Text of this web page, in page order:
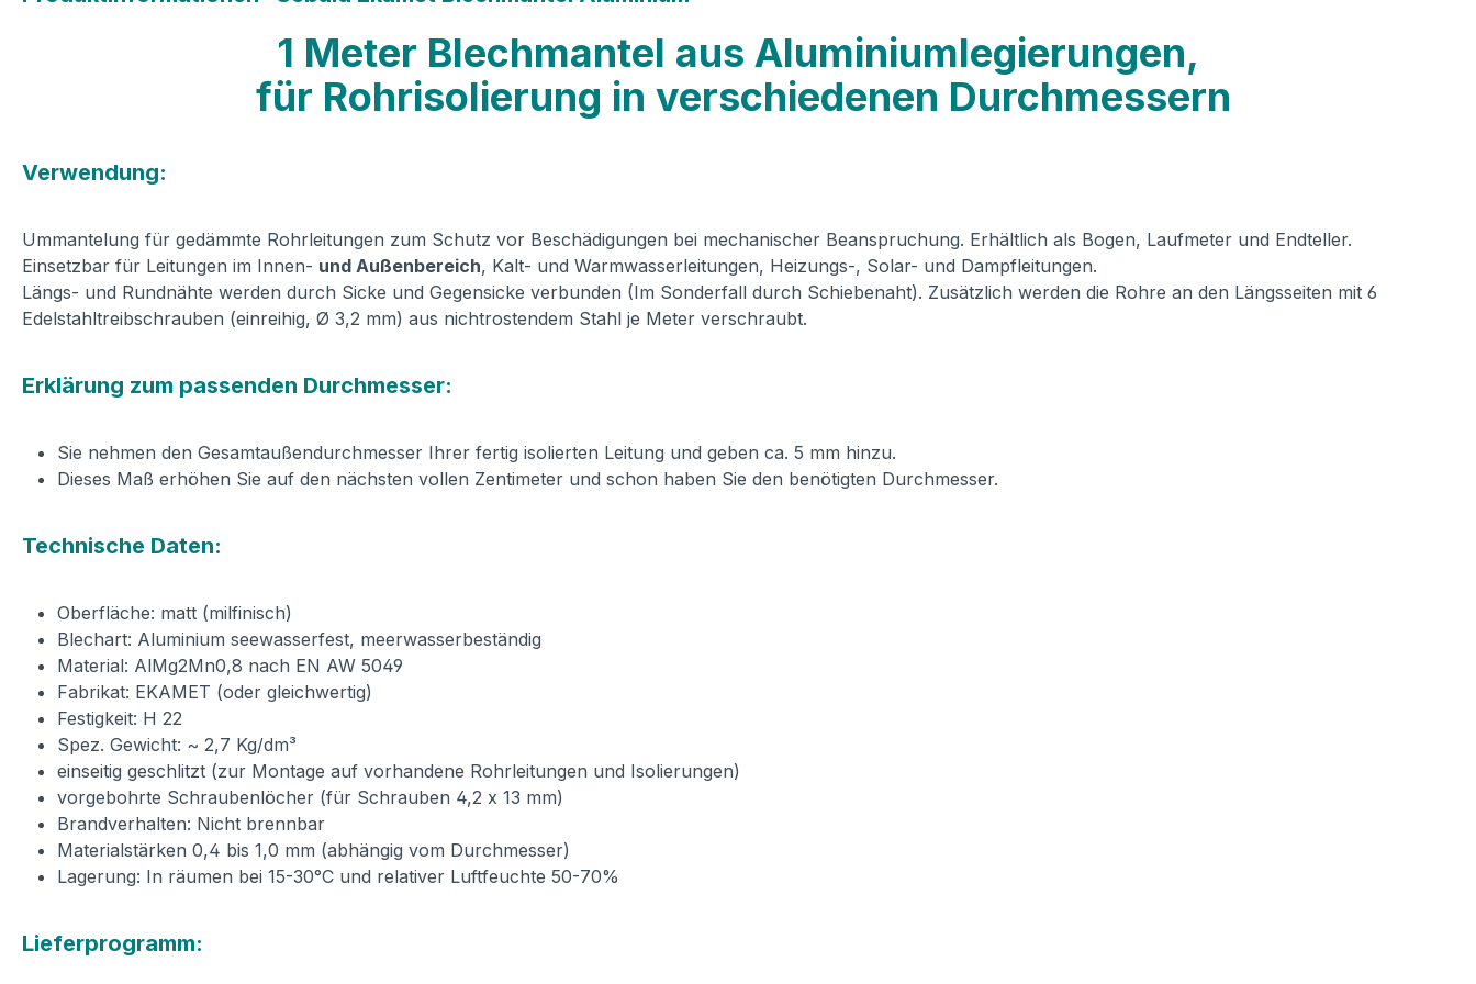
1 Meter Blechmantel aus Aluminiumlegierungen,
für Rohrisolierung in verschiedenen Durchmessern
Verwendung:
Ummantelung für gedämmte Rohrleitungen zum Schutz vor Beschädigungen bei mechanischer Beanspruchung. Erhältlich als Bogen, Laufmeter und Endteller.
Einsetzbar für Leitungen im Innen- und Außenbereich, Kalt- und Warmwasserleitungen, Heizungs-, Solar- und Dampfleitungen.
Längs- und Rundnähte werden durch Sicke und Gegensicke verbunden (Im Sonderfall durch Schiebenaht). Zusätzlich werden die Rohre an den Längsseiten mit 6
Edelstahltreibschrauben (einreihig, Ø 3,2 mm) aus nichtrostendem Stahl je Meter verschraubt.
Erklärung zum passenden Durchmesser:
Sie nehmen den Gesamtaußendurchmesser Ihrer fertig isolierten Leitung und geben ca. 5 mm hinzu.
Dieses Maß erhöhen Sie auf den nächsten vollen Zentimeter und schon haben Sie den benötigten Durchmesser.
Technische Daten:
Oberfläche: matt (milfinisch)
Blechart: Aluminium seewasserfest, meerwasserbeständig
Material: AlMg2Mn0,8 nach EN AW 5049
Fabrikat: EKAMET (oder gleichwertig)
Festigkeit: H 22
Spez. Gewicht: ~ 2,7 Kg/dm³
einseitig geschlitzt (zur Montage auf vorhandene Rohrleitungen und Isolierungen)
vorgebohrte Schraubenlöcher (für Schrauben 4,2 x 13 mm)
Brandverhalten: Nicht brennbar
Materialstärken 0,4 bis 1,0 mm (abhängig vom Durchmesser)
Lagerung: In räumen bei 15-30°C und relativer Luftfeuchte 50-70%
Lieferprogramm: